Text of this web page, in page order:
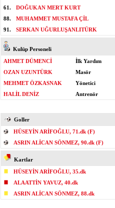
61.
DOĞUKAN MERT KURT
88.
MUHAMMET MUSTAFA ÇİL
91.
SERKAN UĞURLUŞANLITÜRK
Kulüp Personeli
AHMET DÜMENCİ
İlk Yardım
OZAN UZUNTÜRK
Masör
MEHMET ÖZKASNAK
Yönetici
HALİL DENİZ
Antrenör
Goller
HÜSEYİN ARİFOĞLU, 71.dk (F)
ASRIN ALİCAN SÖNMEZ, 90.dk (F)
Kartlar
HÜSEYİN ARİFOĞLU, 35.dk
ALAATTİN YAVUZ, 40.dk
ASRIN ALİCAN SÖNMEZ, 88.dk